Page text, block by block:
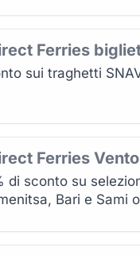
Ferries
sui traghetti
Ferries
di sconto su
Bari e Sami